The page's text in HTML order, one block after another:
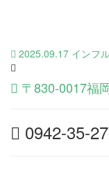
2025.09.17 インフ
〒830-0017福
0942-35-